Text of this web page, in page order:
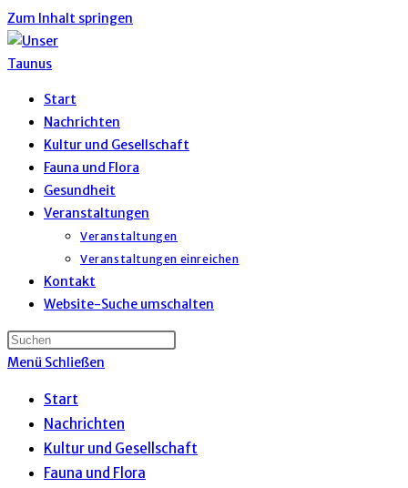
Zum Inhalt springen
Start
Nachrichten
Kultur und Gesellschaft
Fauna und Flora
Gesundheit
Veranstaltungen
Veranstaltungen
Veranstaltungen einreichen
Kontakt
Website-Suche umschalten
Menü Schließen
Start
Nachrichten
Kultur und Gesellschaft
Fauna und Flora